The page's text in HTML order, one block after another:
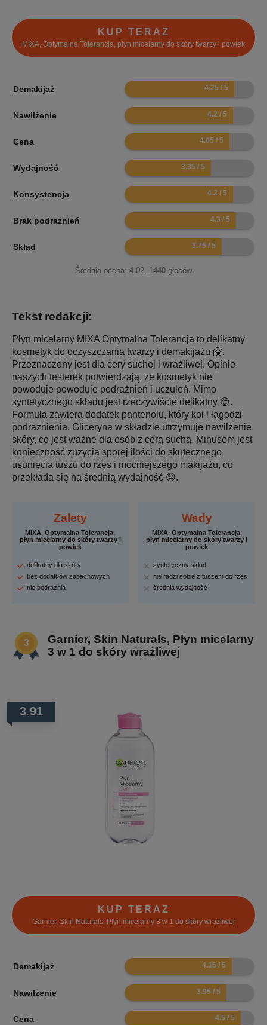
KUP TERAZ
MIXA, Optymalna Tolerancja, płyn micelarny do skóry twarzy i powiek
Demakijaż 8.5
Nawilżenie 8.4
Cena 8.1
Wydajność 6.7
Konsystencja 8.4
Brak podrażnień 8.6
Skład 7.5
Średnia ocena: 4.02 1440 głosów
Tekst redakcji:
Płyn micelarny MIXA Optymalna Tolerancja to delikatny
kosmetyk do oczyszczania twarzy i demakijażu 🤗.
Przeznaczony jest dla cery suchej i wrażliwej. Opinie
naszych testerek potwierdzają, że kosmetyk nie
powoduje powoduje podrażnień i uczuleń. Mimo
syntetycznego składu jest rzeczywiście delikatny 😊.
Formuła zawiera dodatek pantenolu, który koi i łagodzi
podrażnienia. Gliceryna w składzie utrzymuje nawilżenie
skóry, co jest ważne dla osób z cerą suchą. Minusem jest
konieczność zużycia sporej ilości do skutecznego
usunięcia tuszu do rzęs i mocniejszego makijażu, co
przekłada się na średnią wydajność 😓.
Zalety
MIXA, Optymalna Tolerancja,
płyn micelarny do skóry twarzy i
powiek
delikatny dla skóry
bez dodatków zapachowych
nie podrażnia
Wady
MIXA, Optymalna Tolerancja,
płyn micelarny do skóry twarzy i
powiek
syntetyczny skład
nie radzi sobie z tuszem do rzęs
średnia wydajność
Garnier, Skin Naturals, Płyn micelarny
3 w 1 do skóry wrażliwej
3.91
KUP TERAZ
Garnier, Skin Naturals, Płyn micelarny 3 w 1 do skóry wrażliwej
Demakijaż 8.3
Nawilżenie 7.9
Cena 9